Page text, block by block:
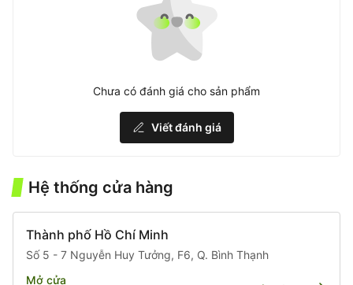
Chưa có đánh giá cho sản phẩm
Viết đánh giá
Hệ thống cửa hàng
Thành phố Hồ Chí Minh
Số 5 - 7 Nguyễn Huy Tưởng, F6, Q. Bình Thạnh
Mở cửa